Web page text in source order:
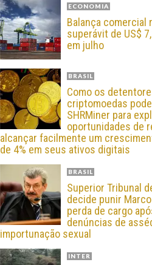
ECONOMIA
Balança comercial
superávit de US$
em julho
BRASIL
Como os
criptomoedas
SHRMiner para
oportunidades de
alcançar facilmente um
de 4% em seus ativos digitais
BRASIL
Superior Tribunal
decide punir
perda de cargo
denúncias de
importunação sexual
INTER